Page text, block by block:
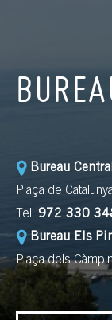
Bureau
Plaça de
Tel: 972 330
Bureau Els
Plaça dels